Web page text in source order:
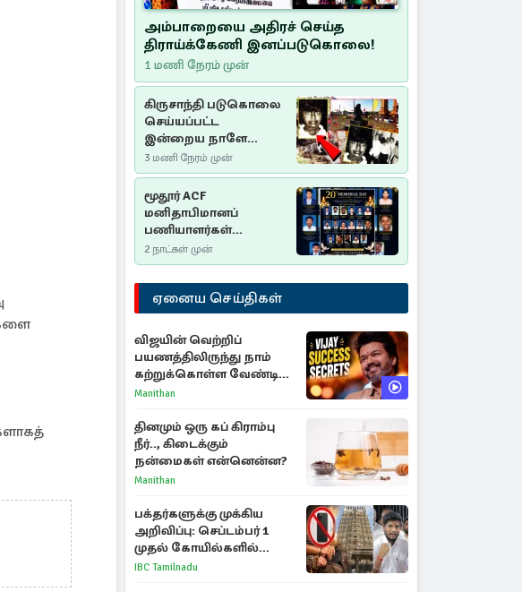
அம்பாறையை அதிரச் செய்த
திராய்க்கேணி இனப்படுகொலை!
1 மணி நேரம் முன்
கிருசாந்தி படுகொலை
செய்யப்பட்ட
இன்றைய நாளே
செம்மணி
இனப்படுகொலை
தினம்…!
3 மணி நேரம் முன்
மூதூர் ACF
மனிதாபிமானப்
பணியாளர்கள்
படுகொலை (2006): 20
ஆண்டுகளாகியும் நீதி
மறுக்கப்பட்ட
மனிதாபிமானப்
பேரவலம்
2 நாட்கள் முன்
ஏனைய செய்திகள்
விஜயின் வெற்றிப்
பயணத்திலிருந்து நாம்
கற்றுக்கொள்ள வேண்டிய
முக்கிய 3 விடயங்கள்!
Manithan
தினமும் ஒரு கப் கிராம்பு
நீர்.., கிடைக்கும்
நன்மைகள் என்னென்ன?
Manithan
பக்தர்களுக்கு முக்கிய
அறிவிப்பு: செப்டம்பர் 1
முதல் கோயில்களில்
மொபைலுக்கு தடை!
IBC Tamilnadu